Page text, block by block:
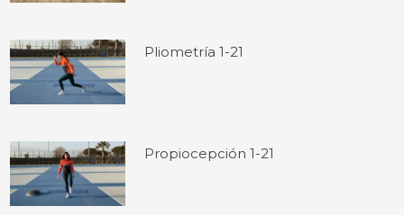
Pliometría 1-21
Propiocepción 1-21